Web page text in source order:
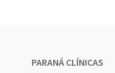
PARANÁ CLÍNICAS